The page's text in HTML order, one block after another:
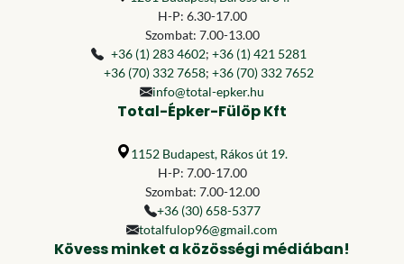
H-P: 6.30-17.00
Szombat: 7.00-13.00
+36 (1) 283 4602; +36 (1) 421 5281
+36 (70) 332 7658; +36 (70) 332 7652
info@total-epker.hu
Total-Épker-Fülöp Kft
1152 Budapest, Rákos út 19.
H-P: 7.00-17.00
Szombat: 7.00-12.00
+36 (30) 658-5377
totalfulop96@gmail.com
Kövess minket a közösségi médiában!